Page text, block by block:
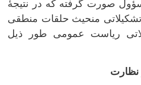
صورت گرفته که در نتیجۀ
منحیث حلقات منطقی
ریاست عمومی طور ذیل
نظارت